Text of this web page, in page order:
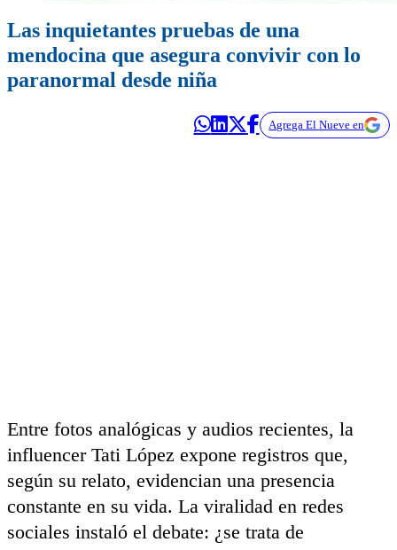
Las inquietantes pruebas de una
mendocina que asegura convivir con lo
paranormal desde niña
Agrega El Nueve en
Entre fotos analógicas y audios recientes, la
influencer Tati López expone registros que,
según su relato, evidencian una presencia
constante en su vida. La viralidad en redes
sociales instaló el debate: ¿se trata de